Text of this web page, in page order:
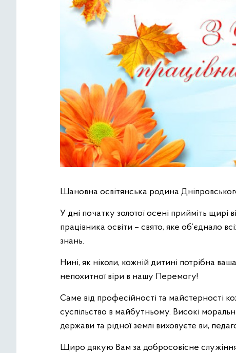
Шановна освітянська родина
У дні початку золотої осені прийміть
працівника освіти – свято, яке об’єднало
знань.
Нині, як ніколи, кожній дитині потрібна
непохитної віри в нашу Перемогу!
Саме від професійності та майстерності
суспільство в майбутньому. Високі
держави та рідної землі виховуєте ви,
Щиро дякую Вам за добросовісне